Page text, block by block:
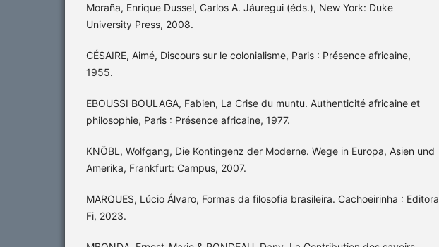
Moraña, Enrique Dussel, Carlos A. Jáuregui (éds.), New York: Duke
University Press, 2008.
CÉSAIRE, Aimé, Discours sur le colonialisme, Paris : Présence africaine,
1955.
EBOUSSI BOULAGA, Fabien, La Crise du muntu. Authenticité africaine et
philosophie, Paris : Présence africaine, 1977.
KNÖBL, Wolfgang, Die Kontingenz der Moderne. Wege in Europa, Asien und
Amerika, Frankfurt: Campus, 2007.
MARQUES, Lúcio Álvaro, Formas da filosofia brasileira. Cachoeirinha : Editora
Fi, 2023.